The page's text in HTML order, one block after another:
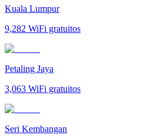
Kuala Lumpur
9,282 WiFi gratuitos
Petaling Jaya
3,063 WiFi gratuitos
Seri Kembangan